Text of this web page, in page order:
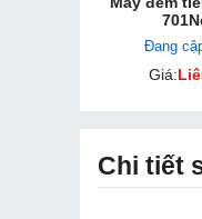
Đang
Giá:
Chi tiết